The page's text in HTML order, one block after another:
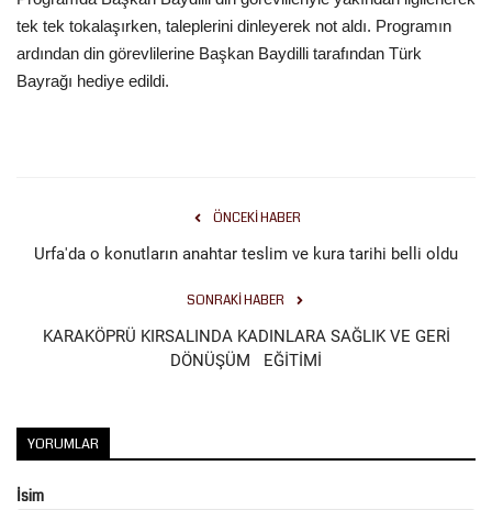
tek tek tokalaşırken, taleplerini dinleyerek not aldı. Programın
ardından din görevlilerine Başkan Baydilli tarafından Türk
Bayrağı hediye edildi.
ÖNCEKI HABER
Urfa'da o konutların anahtar teslim ve kura tarihi belli oldu
SONRAKI HABER
KARAKÖPRÜ KIRSALINDA KADINLARA SAĞLIK VE GERİ
DÖNÜŞÜM EĞİTİMİ
YORUMLAR
İsim